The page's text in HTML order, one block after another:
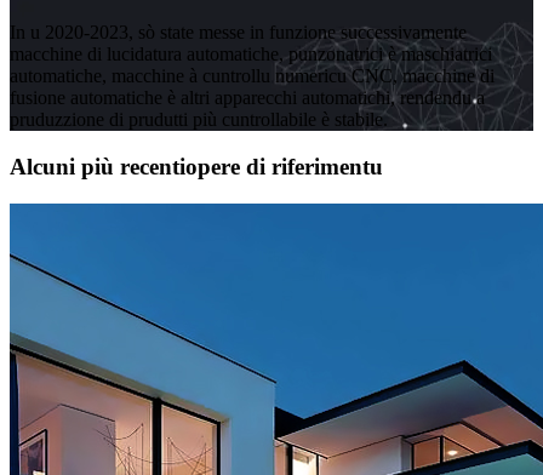
In u 2020-2023, sò state messe in funzione successivamente
macchine di lucidatura automatiche, punzonatrici è maschiatrici
automatiche, macchine à cuntrollu numericu CNC, macchine di
fusione automatiche è altri apparecchi automatichi, rendendu a
pruduzzione di prudutti più cuntrollabile è stabile.
Alcuni più recentiopere di riferimentu